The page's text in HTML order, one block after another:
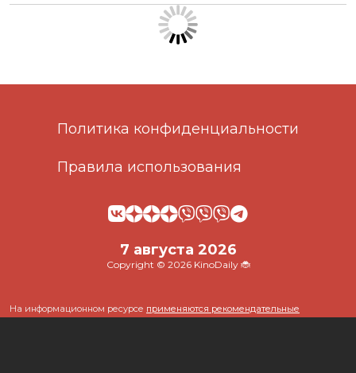
Политика конфиденциальности
Правила использования
7 августа 2026
Copyright © 2026 KinoDaily 🐞
На информационном ресурсе применяются рекомендательные